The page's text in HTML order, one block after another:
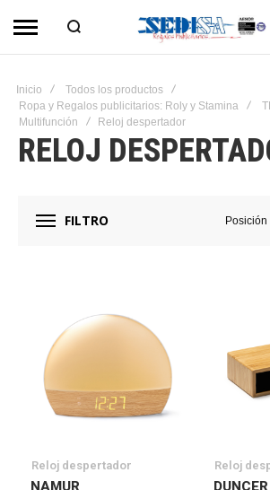
Inicio
Todos los productos
Ropa y Regalos publicitarios: Roly y Stamina
Multifunción
Reloj despertador
RELOJ
FILTRO Posición
Reloj despertador
NAMUR
Reloj
DUNCER